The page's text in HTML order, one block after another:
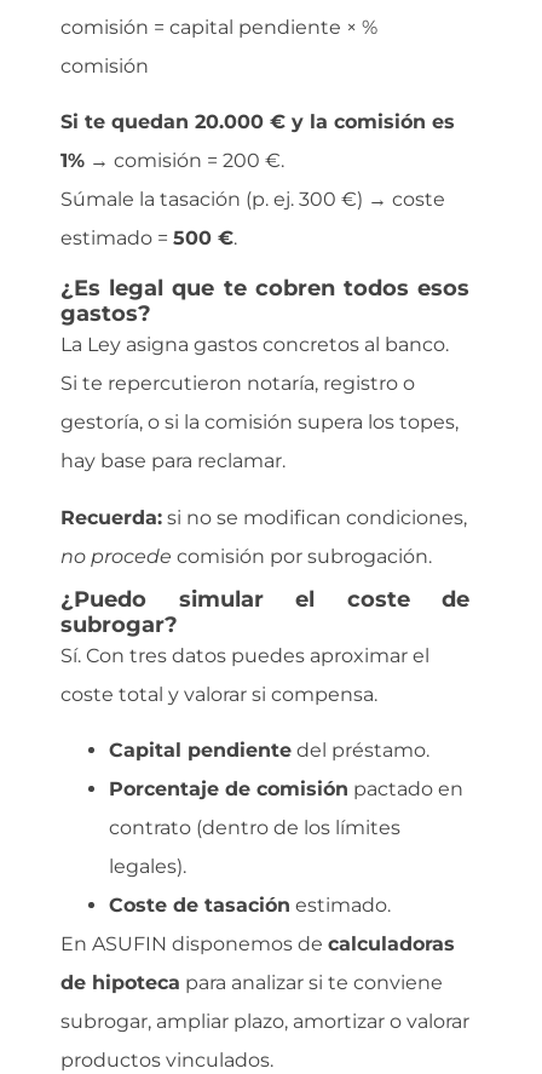
comisión = capital pendiente × %
comisión
Si te quedan 20.000 € y la comisión es
1% → comisión = 200 €.
Súmale la tasación (p. ej. 300 €) → coste
estimado = 500 €.
¿Es legal que te cobren todos esos
gastos?
La Ley asigna gastos concretos al banco.
Si te repercutieron notaría, registro o
gestoría, o si la comisión supera los topes,
hay base para reclamar.
Recuerda: si no se modifican condiciones,
no procede comisión por subrogación.
¿Puedo simular el coste de
subrogar?
Sí. Con tres datos puedes aproximar el
coste total y valorar si compensa.
Capital pendiente del préstamo.
Porcentaje de comisión pactado en
contrato (dentro de los límites
legales).
Coste de tasación estimado.
En ASUFIN disponemos de calculadoras
de hipoteca para analizar si te conviene
subrogar, ampliar plazo, amortizar o valorar
productos vinculados.